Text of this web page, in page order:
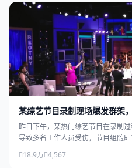
某综艺节目录制现场爆发群架
昨日下午，某热门综艺节目在录制
导致多名工作人员受伤，节目组随即
18.9万 4,567